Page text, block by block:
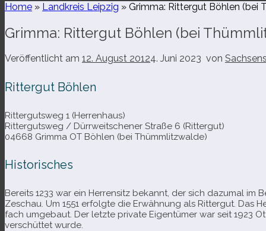
Home » Landkreis Leipzig » Grimma: Rittergut Böhlen (bei
Grimma: Rittergut Böhlen (bei
Veröffentlicht am 12. August 20124. Juni 2023 von
Rittergut Böhlen
Rittergutsweg 1 (Herrenhaus)
Rittergutsweg /​ Dürrweitschener Straße 6 (Rittergut)
04668 Grimma OT Böhlen (bei Thümmlitzwalde)
Historisches
Bereits 1233 war ein Herrensitz bekannt, der sich dazu­mal im
Zeschau. Um 1551 erfolgte die Erwähnung als Rittergut.
fach umge­baut. Der letzte pri­vate Eigentümer war seit 1923
ver­schüt­tet wurde.